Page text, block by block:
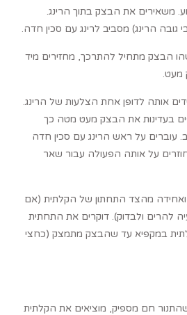
משאירים את הבצק בתוך הרינג.
גובה הרינג) מסביב לרינג עם סכין חדה.
הבצק מתחיל להתרכך, מחזירים מיד
מעט.
אותה לדופן אחת הצלעות של הרינג.
בעדינות את הבצק מעט מטה כך
עוברים על ראש הרינג עם סכין חדה
על אותה הפעולה עבור שאר
מהצד התחתון של הקלתית (אם
להרים ולבדוק). דוקרים את התחתית
במקפיא עד שהבצק מתמצק (כחצי
תנור ל-160°. כשהתנור חם מספיק, מוציאים את הקלתית